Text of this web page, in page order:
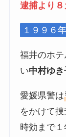
逮捕より
１９９６
福井のホ
い中村ゆき
愛媛県警は
をかけ
時効まで